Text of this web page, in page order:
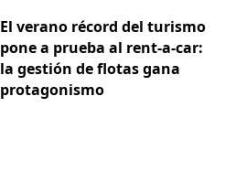
El verano récord del turismo
pone a prueba al rent-a-car:
la gestión de flotas gana
protagonismo